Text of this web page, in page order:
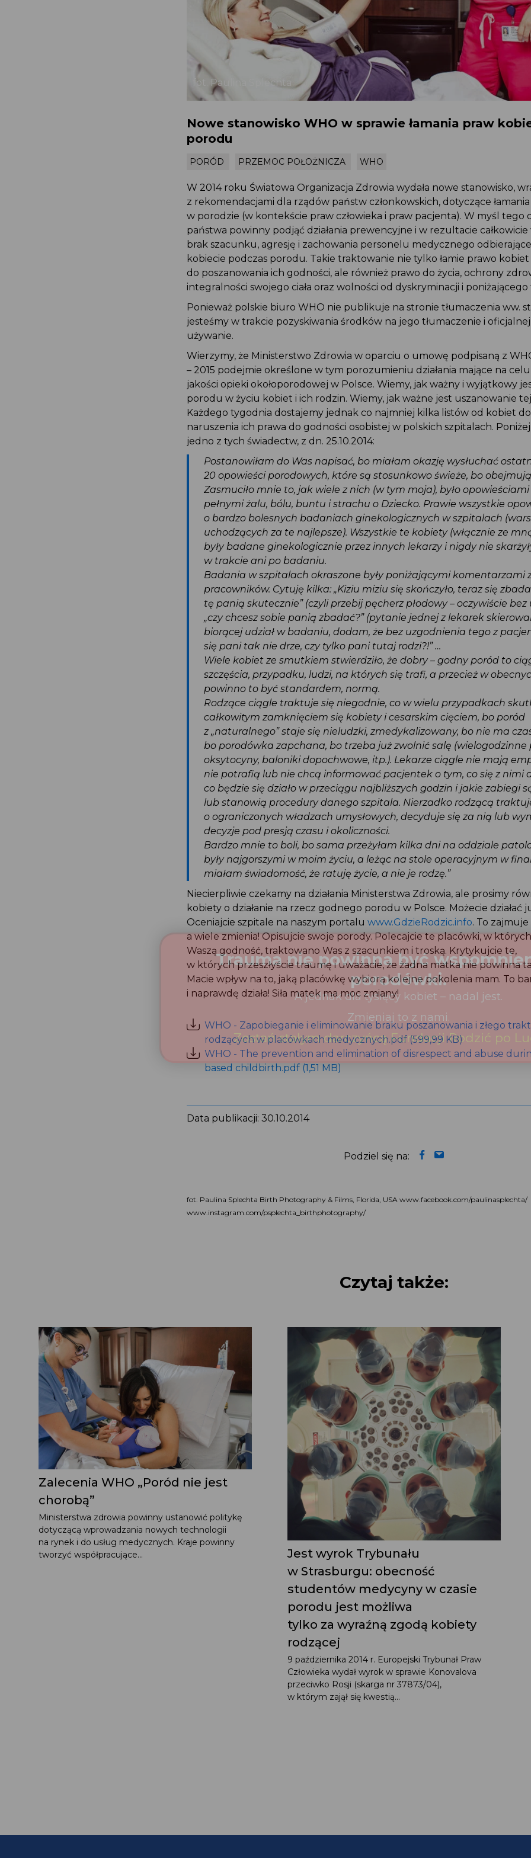
fot. Paulina Splechta
Nowe stanowisko WHO w sprawie łamania praw
porodu
PORÓD PRZEMOC POŁOŻNICZA WHO
W 2014 roku Światowa Organizacja Zdrowia wydała nowe stanowisko,
z rekomendacjami dla rządów państw członkowskich, dotyczące
w porodzie (w kontekście praw człowieka i praw pacjenta). W myśl
państwa powinny podjąć działania prewencyjne i w rezultacie
brak szacunku, agresję i zachowania personelu medycznego
kobiecie podczas porodu. Takie traktowanie nie tylko łamie prawo
do poszanowania ich godności, ale również prawo do życia, ochrony
integralności swojego ciała oraz wolności od dyskryminacji i
Ponieważ polskie biuro WHO nie publikuje na stronie tłumaczenia ww.
jesteśmy w trakcie pozyskiwania środków na jego tłumaczenie i
używanie.
Wierzymy, że Ministerstwo Zdrowia w oparciu o umowę podpisaną z
– 2015 podejmie określone w tym porozumieniu działania mające na
jakości opieki okołoporodowej w Polsce. Wiemy, jak ważny i wyjątkowy
porodu w życiu kobiet i ich rodzin. Wiemy, jak ważne jest uszanowanie
Każdego tygodnia dostajemy jednak co najmniej kilka listów od kobiet
naruszenia ich prawa do godności osobistej w polskich szpitalach.
jedno z tych świadectw, z dn. 25.10.2014:
Postanowiłam do Was napisać, bo miałam okazję wysłuchać
20 opowieści porodowych, które są stosunkowo świeże, bo
Zasmuciło mnie to, jak wiele z nich (w tym moja), było
pełnymi żalu, bólu, buntu i strachu o Dziecko. Prawie wszystkie
o bardzo bolesnych badaniach ginekologicznych w szpitalach
uchodzących za te najlepsze). Wszystkie te kobiety (włącznie ze
były badane ginekologicznie przez innych lekarzy i nigdy nie
w trakcie ani po badaniu.
Badania w szpitalach okraszone były poniżającymi komentarzami
pracowników. Cytuję kilka: „Kiziu miziu się skończyło, teraz się
tę panią skutecznie” (czyli przebij pęcherz płodowy – oczywiście
„czy chcesz sobie panią zbadać?” (pytanie jednej z lekarek
biorącej udział w badaniu, dodam, że bez uzgodnienia tego z
się pani tak nie drze, czy tylko pani tutaj rodzi?!” …
Wiele kobiet ze smutkiem stwierdziło, że dobry – godny poród to
szczęścia, przypadku, ludzi, na których się trafi, a przecież w
powinno to być standardem, normą.
Rodzące ciągle traktuje się niegodnie, co w wielu przypadkach
całkowitym zamknięciem się kobiety i cesarskim cięciem, bo poród
z „naturalnego” staje się nieludzki, zmedykalizowany, bo nie ma
bo porodówka zapchana, bo trzeba już zwolnić salę
oksytocyny, baloniki dopochwowe, itp.). Lekarze ciągle nie mają
nie potrafią lub nie chcą informować pacjentek o tym, co się z nimi
co będzie się działo w przeciągu najbliższych godzin i jakie zabiegi
lub stanowią procedury danego szpitala. Nierzadko rodzącą
o ograniczonych władzach umysłowych, decyduje się za nią lub
decyzje pod presją czasu i okoliczności.
Bardzo mnie to boli, bo sama przeżyłam kilka dni na oddziale
były najgorszymi w moim życiu, a leżąc na stole operacyjnym w
miałam świadomość, że ratuję życie, a nie je rodzę.”
Niecierpliwie czekamy na działania Ministerstwa Zdrowia, ale prosimy
kobiety o działanie na rzecz godnego porodu w Polsce. Możecie działać
Oceniajcie szpitale na naszym portaluwww.GdzieRodzic.info . To
a wiele zmienia! Opisujcie swoje porody. Polecajcie te placówki, w
Waszą godność, traktowano Was z szacunkiem i troską. Krytykujcie te,
w których przeszłyście traumę i uważacie, że żadna matka nie powinna
Macie wpływ na to, jaką placówkę wybiorą kolejne pokolenia mam. To
i naprawdę działa! Siła matek ma moc zmiany!
WHO - Zapobieganie i eliminowanie braku poszanowania i złego
rodzących w placówkach medycznych.pdf (599,99 KB)
WHO - The prevention and elimination of disrespect and abuse
based childbirth.pdf (1,51 MB)
Data publikacji: 30.10.2014
Podziel się na:
fot. Paulina Splechta Birth Photography & Films, Florida, USA www.facebook.com/paulinasplechta/
www.instagram.com/psplechta_birthphotography/
Czytaj także:
Zalecenia WHO „Poród nie jest
chorobą”
Ministerstwa zdrowia powinny ustanowić politykę
dotyczącą wprowadzania nowych technologii
na rynek i do usług medycznych. Kraje powinny
tworzyć współpracujące...
Jest wyrok Trybunału
w Strasburgu: obecność
studentów medycyny w czasie
porodu jest możliwa
tylko za wyraźną zgodą kobiety
rodzącej
9 października 2014 r. Europejski Trybunał Praw
Człowieka wydał wyrok w sprawie Konovalova
przeciwko Rosji (skarga nr 37873/04),
w którym zajął się kwestią...